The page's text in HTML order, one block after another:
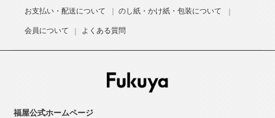
お支払い・配送について のし紙・かけ紙・包装について
会員について よくある質問
福屋公式ホームページ